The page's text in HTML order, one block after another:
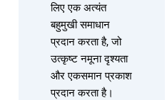
लिए एक अत्यंत
बहुमुखी समाधान
प्रदान करता है, जो
उत्कृष्ट नमूना दृश्यता
और एकसमान प्रकाश
प्रदान करता है।